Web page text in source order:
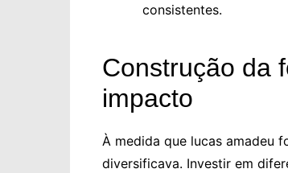
consistentes.
Construção da
impacto
À medida que lucas amadeu
diversificava. Investir em